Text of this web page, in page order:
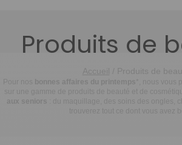
Produits de